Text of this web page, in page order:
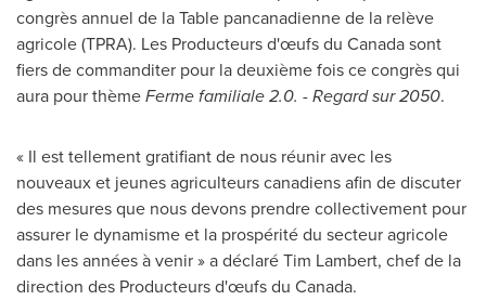
congrès annuel de la Table pancanadienne de la relève
agricole (TPRA). Les Producteurs d'œufs du Canadasont
fiers de commanditer pour la deuxième fois ce congrès qui
aura pour thèmeFerme familiale 2.0. - Regard sur 2050.
« Il est tellement gratifiant de nous réunir avec les
nouveaux et jeunes agriculteurs canadiens afin de discuter
des mesures que nous devons prendre collectivement pour
assurer le dynamisme et la prospérité du secteur agricole
dans les années à venir » a déclaréTim Lambert, chef de la
direction des Producteurs d'œufs du Canada.